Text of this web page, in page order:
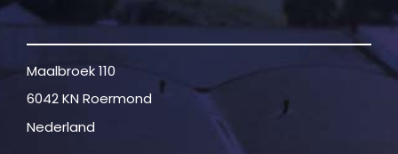
Maalbroek 110
6042 KN Roermond
Nederland